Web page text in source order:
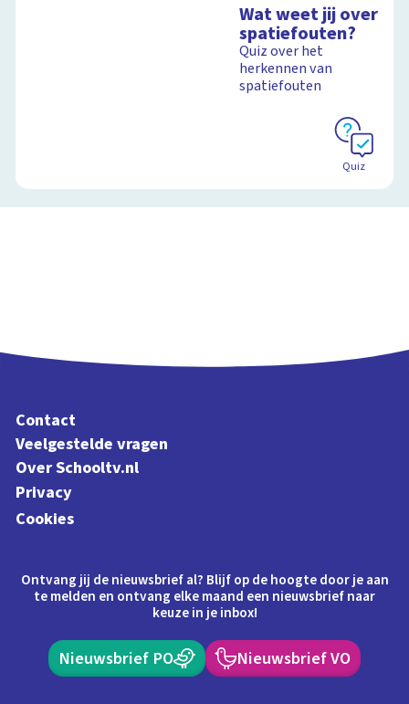
Wat weet jij over
spatiefouten?
Quiz over het
herkennen van
spatiefouten
Quiz
Contact
Veelgestelde vragen
Over Schooltv.nl
Privacy
Cookies
Ontvang jij de nieuwsbrief al? Blijf op de hoogte door je aan
te melden en ontvang elke maand een nieuwsbrief naar
keuze in je inbox!
Nieuwsbrief PO Nieuwsbrief VO